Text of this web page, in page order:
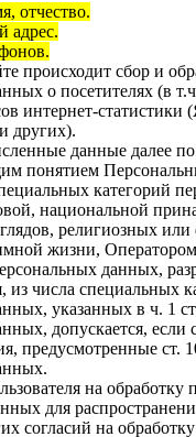
отчество.
адрес.
происходит сбор и
о посетителях (в
интернет-статистики
других).
данные далее
понятием
категорий
национальной
религиозных
жизни, Оператором
данных,
из числа специальных
указанных в ч. 1
допускается, если
предусмотренные ст.
на обработку
для
согласий на